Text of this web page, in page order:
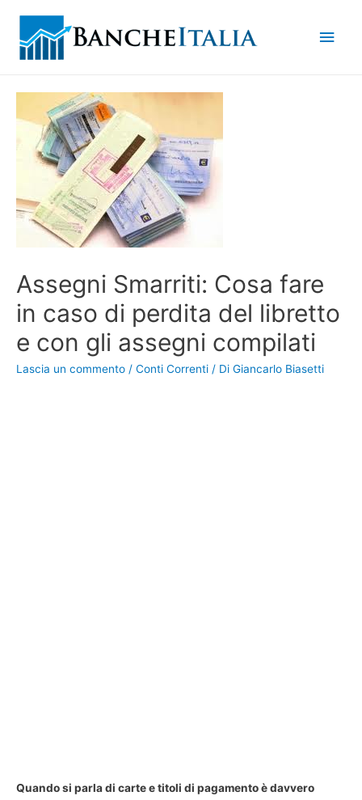
Assegni Smarriti: Cosa fare
in caso di perdita del libretto
e con gli assegni compilati
Lascia un commento / Conti Correnti / Di Giancarlo Biasetti
Quando si parla di carte e titoli di pagamento è davvero